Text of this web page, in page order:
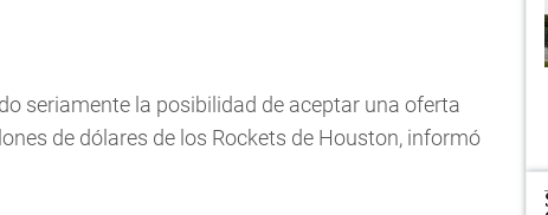
seriamente la posibilidad de aceptar una oferta
de dólares de los Rockets de Houston, informó